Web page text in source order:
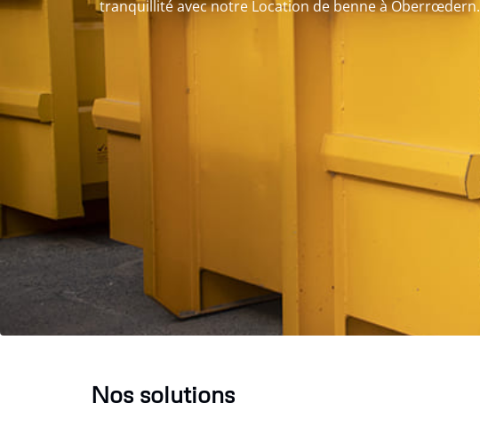
tranquillité avec notre Location de benne à Oberrœdern.
Nos solutions